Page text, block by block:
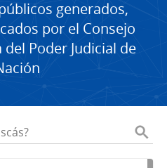
generados,
por el Consejo
Poder Judicial de